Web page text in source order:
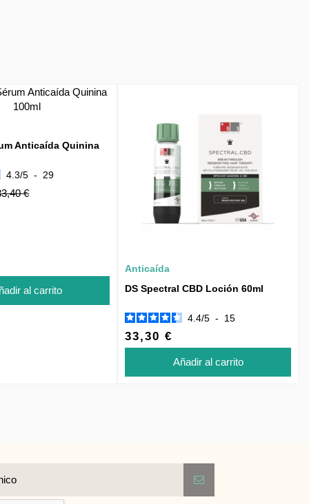
Anticaída Quinina
4.3/5 - 29
€
al carrito
Anticaída
DS Spectral CBD Loción 60ml
4.4/5 - 15
33,30 €
Añadir al carrito